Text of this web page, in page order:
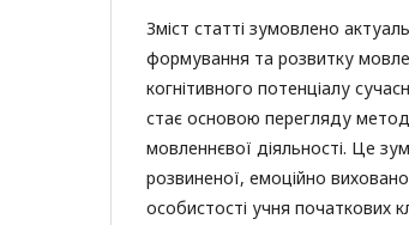
Зміст статті зумовлено
формування та розвитку
когнітивного потенціалу
стає основою перегляду
мовленнєвої діяльності. Це
розвиненої, емоційно
особистості учня початкових